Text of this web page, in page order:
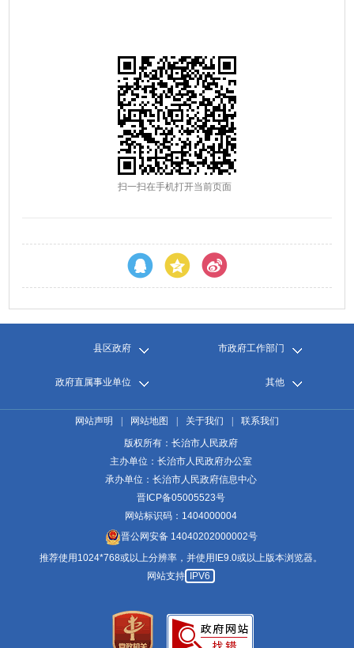
扫一扫在手机打开当前页面
县区政府 市政府工作部门
政府直属事业单位 其他
网站声明 网站地图 关于我们
联系我们
版权所有：长治市人民政府
主办单位：长治市人民政府办公室
承办单位：长治市人民政府信息中心
晋ICP备05005523号
网站标识码：1404000004
晋公网安备 14040202000002号
推荐使用1024*768或以上分辨率，并使用IE9.0或以上版本浏览器。
网站支持
IPV6